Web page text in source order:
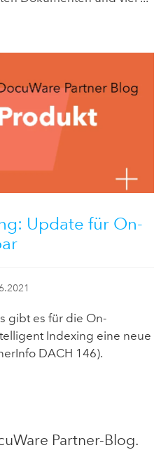
Update für On-
gibt es für die On-
Indexing eine neue
DACH 146).
Partner-Blog.